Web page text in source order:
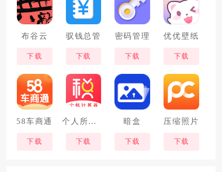
布谷云
下载
驭钱总管
下载
密码管理
下载
优优壁纸
下载
58车商通
下载
个人所得税计算器
下载
暗盒
下载
压缩照片
下载